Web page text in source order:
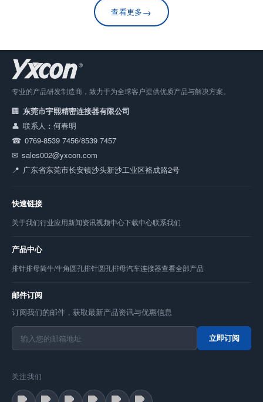
查看更多→
专业的产品研发制造商，致力于为全球客户提供优质产品与解决方案。
东莞市宇熙精密连接器有限公司
联系人：何春明
0769-8539 7456/8539 7457
sales002@yxcon.com
广东省东莞市长安镇沙头新沙工业区裕成路2号
快速链接
关于我们行业应用新闻资讯视频中心下载中心联系我们
产品中心
排针排母简牛/牛角圆孔排针圆孔排母汽车连接器查看全部产品
邮件订阅
订阅我们的邮件，获取最新产品资讯与优惠信息
立即订阅
关注我们